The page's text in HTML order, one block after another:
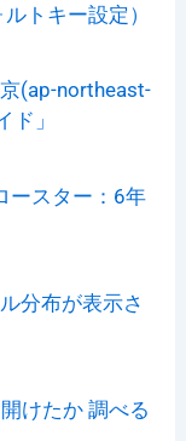
トキー設定）
(ap-northeast-
」
ースター：6年
分布が表示さ
けたか 調べる